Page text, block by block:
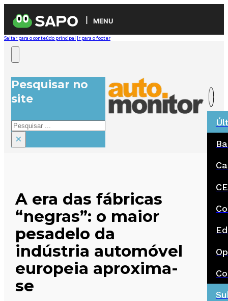
MENU
Saltar para o conteúdo principal Ir para o footer
Pesquisar no
site
Pesquisar
×
A era das fábricas
“negras”: o maior
pesadelo da
indústria automóvel
europeia aproxima-
se